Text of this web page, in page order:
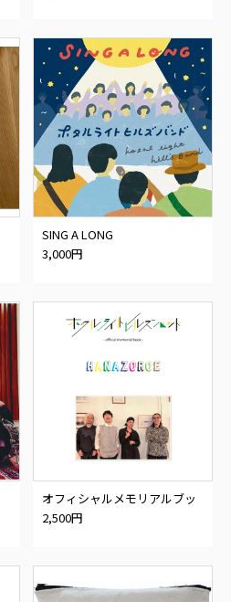
SING A LONG
3,000円
オフィシャルメモリアルブッ
ク
2,500円